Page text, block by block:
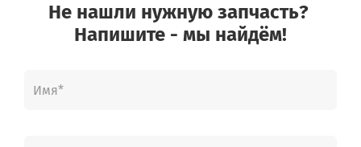
Не нашли нужную запчасть?
Напишите - мы найдём!